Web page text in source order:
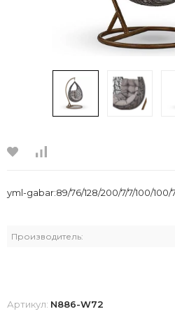
yml-gabar:89/76/128/200/7/7/100/100/
Производитель:
Артикул: N886-W72